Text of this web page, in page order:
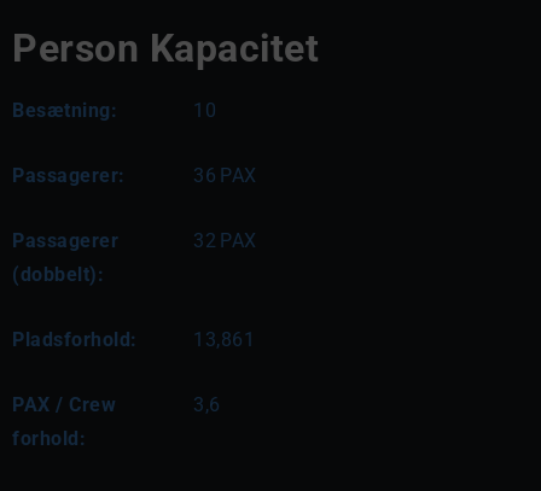
Person Kapacitet
Besætning: 10
Passagerer: 36 PAX
Passagerer
(dobbelt):
32 PAX
Pladsforhold: 13,861
PAX / Crew
forhold:
3,6